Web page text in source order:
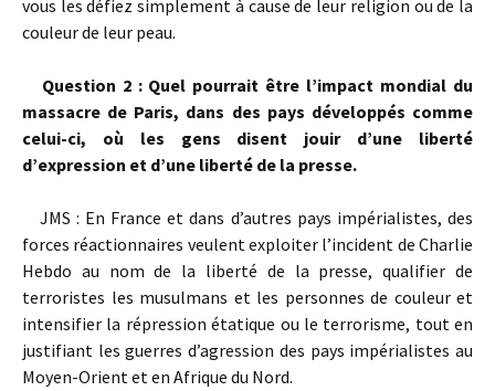
vous les défiez simplement à cause de leur religion ou de la
couleur de leur peau.
Question 2 : Quel pourrait être l’impact mondial du
massacre de Paris, dans des pays développés comme
celui-ci, où les gens disent jouir d’une liberté
d’expression et d’une liberté de la presse.
JMS : En France et dans d’autres pays impérialistes, des
forces réactionnaires veulent exploiter l’incident de Charlie
Hebdo au nom de la liberté de la presse, qualifier de
terroristes les musulmans et les personnes de couleur et
intensifier la répression étatique ou le terrorisme, tout en
justifiant les guerres d’agression des pays impérialistes au
Moyen-Orient et en Afrique du Nord.